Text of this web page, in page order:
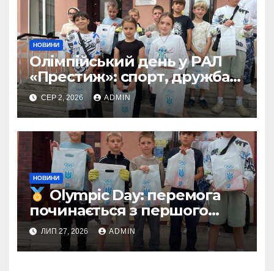
НОВИНИ
Олімпійський день у РАЛ
«Престиж»: спорт, дружба
та незабутні емоції
СЕР 2, 2026 ADMIN
НОВИНИ
Olympic Day: перемога
починається з першого
кроку
ЛИП 27, 2026 ADMIN